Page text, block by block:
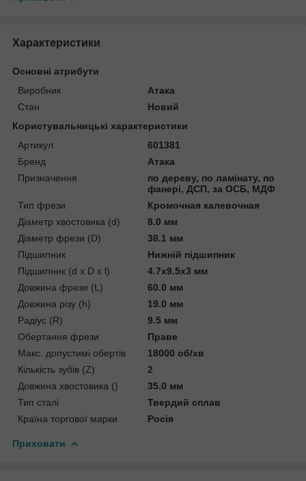
Характеристики
Основні атрибути
Виробник
Атака
Стан
Новий
Користувальницькі характеристики
Артикул
601381
Бренд
Атака
Призначення
по дереву, по ламінату, по
фанері, ДСП, за ОСБ, МДФ
Тип фрези
Кромочная калевочная
Діаметр хвостовика (d)
8.0 мм
Діаметр фрези (D)
38.1 мм
Підшипник
Нижній підшипник
Підшипник (d x D x l)
4.7x9.5x3 мм
Довжина фрези (L)
60.0 мм
Довжина різу (h)
19.0 мм
Радіус (R)
9.5 мм
Обертання фрези
Праве
Макс. допустимі обертів
18000 об/хв
Кількість зубів (Z)
2
Довжина хвостовика ()
35.0 мм
Тип сталі
Твердий сплав
Країна торгової марки
Росія
Приховати